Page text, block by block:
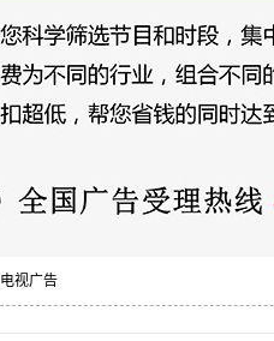
电视广告